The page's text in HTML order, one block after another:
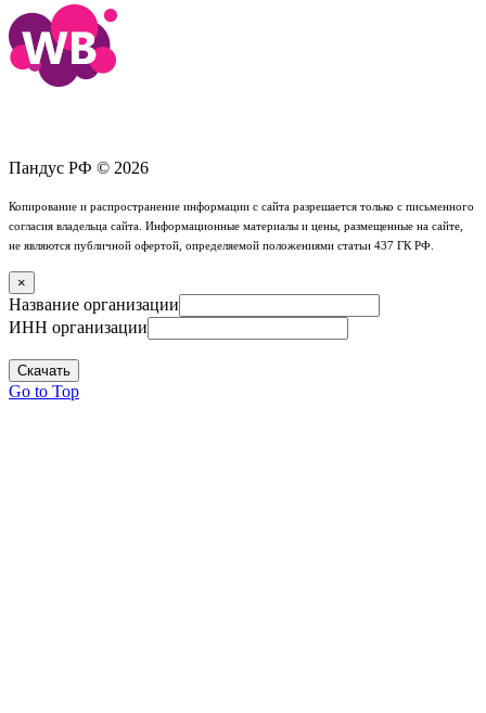
Пандус РФ © 2026
Копирование и распространение информации с сайта разрешается только с письменного
согласия владельца сайта. Информационные материалы и цены, размещенные на сайте,
не являются публичной офертой, определяемой положениями статьи 437 ГК РФ.
×
Название организации
ИНН организации
Скачать
Go to Top